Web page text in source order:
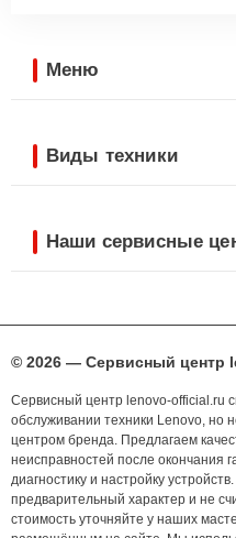
Меню
Виды техники
Наши сервисные
© 2026 — Сервисный центр
Сервисный центр lenovo-official.ru
обслуживании техники Lenovo,
центром бренда. Предлагаем
неисправностей после окончания
диагностику и настройку
предварительный характер и не
стоимость уточняйте у наших